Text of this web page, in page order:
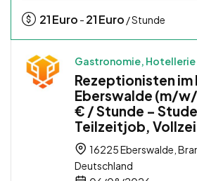
21Euro - 21Euro / Stunde
Gastronomie, Hotellerie
Rezeptionisten im
Eberswalde (m/
€ / Stunde –
Teilzeitjob,
16225 Eberswalde,
Deutschland